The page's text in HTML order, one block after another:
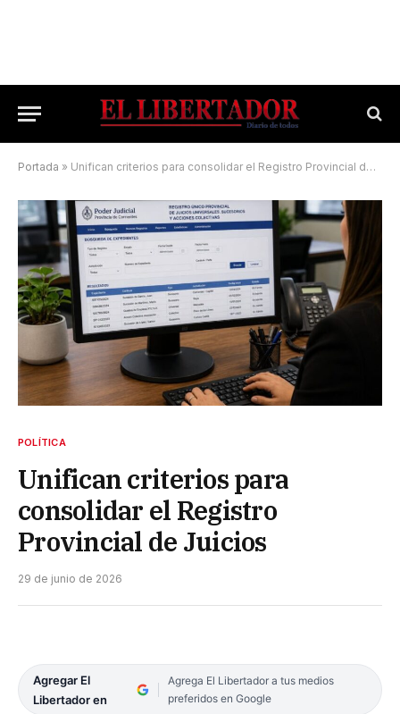
Portada » Unifican criterios para consolidar el Registro Provincial de Juicios
POLÍTICA
Unifican criterios para
consolidar el Registro
Provincial de Juicios
29 de junio de 2026
Agregar El
Libertador en
Agrega El Libertador a tus medios
preferidos en Google